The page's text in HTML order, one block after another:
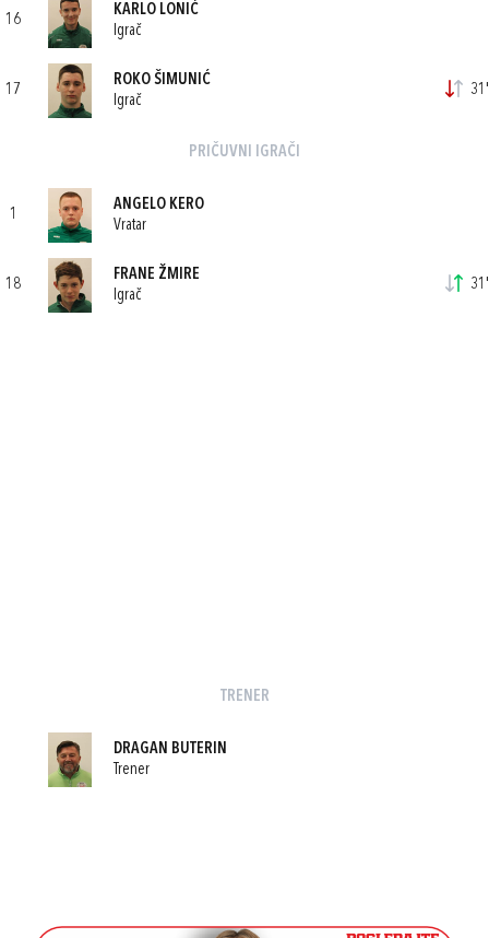
16
KARLO LONIĆ
Igrač
17
ROKO ŠIMUNIĆ
Igrač
31'
PRIČUVNI IGRAČI
1
ANGELO KERO
Vratar
18
FRANE ŽMIRE
Igrač
31'
TRENER
DRAGAN BUTERIN
Trener